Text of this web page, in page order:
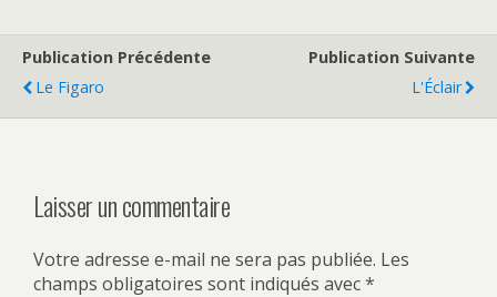
Publication Précédente
Le Figaro
Publication Suivante
L'Éclair
Laisser un commentaire
Votre adresse e-mail ne sera pas publiée. Les
champs obligatoires sont indiqués avec*